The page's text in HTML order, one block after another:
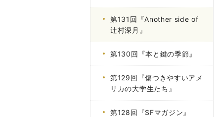
第131回『Another side of
辻村深月』
第130回『本と鍵の季節』
第129回『傷つきやすいアメ
リカの大学生たち』
第128回『SFマガジン』